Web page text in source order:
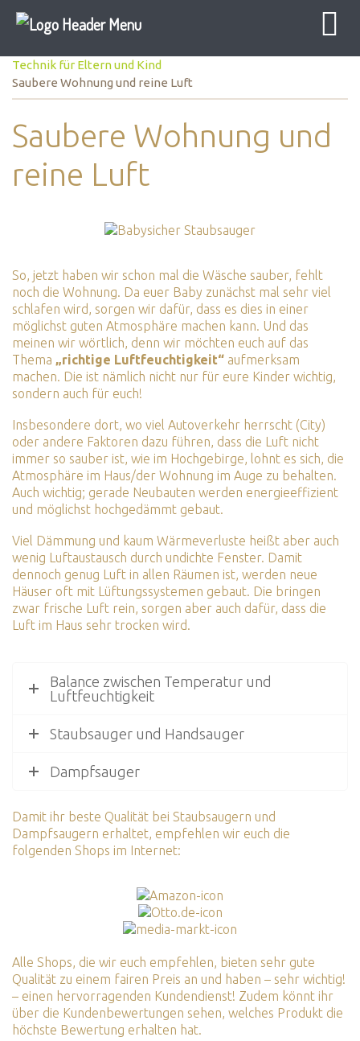
Technik für Eltern und Kind
Saubere Wohnung und reine Luft
Saubere Wohnung und
reine Luft
So, jetzt haben wir schon mal die Wäsche sauber, fehlt
noch die Wohnung. Da euer Baby zunächst mal sehr viel
schlafen wird, sorgen wir dafür, dass es dies in einer
möglichst guten Atmosphäre machen kann. Und das
meinen wir wörtlich, denn wir möchten euch auf das
Thema „richtige Luftfeuchtigkeit“ aufmerksam
machen. Die ist nämlich nicht nur für eure Kinder wichtig,
sondern auch für euch!
Insbesondere dort, wo viel Autoverkehr herrscht (City)
oder andere Faktoren dazu führen, dass die Luft nicht
immer so sauber ist, wie im Hochgebirge, lohnt es sich, die
Atmosphäre im Haus/der Wohnung im Auge zu behalten.
Auch wichtig; gerade Neubauten werden energieeffizient
und möglichst hochgedämmt gebaut.
Viel Dämmung und kaum Wärmeverluste heißt aber auch
wenig Luftaustausch durch undichte Fenster. Damit
dennoch genug Luft in allen Räumen ist, werden neue
Häuser oft mit Lüftungssystemen gebaut. Die bringen
zwar frische Luft rein, sorgen aber auch dafür, dass die
Luft im Haus sehr trocken wird.
Balance zwischen Temperatur und
Luftfeuchtigkeit
Staubsauger und Handsauger
Dampfsauger
Damit ihr beste Qualität bei Staubsaugern und
Dampfsaugern erhaltet, empfehlen wir euch die
folgenden Shops im Internet:
Alle Shops, die wir euch empfehlen, bieten sehr gute
Qualität zu einem fairen Preis an und haben – sehr wichtig!
– einen hervorragenden Kundendienst! Zudem könnt ihr
über die Kundenbewertungen sehen, welches Produkt die
höchste Bewertung erhalten hat.